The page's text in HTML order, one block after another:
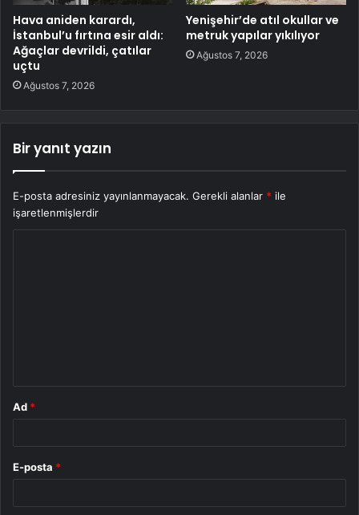
Hava aniden karardı,
İstanbul’u fırtına esir aldı:
Ağaçlar devrildi, çatılar
uçtu
Ağustos 7, 2026
Yenişehir’de atıl okullar ve
metruk yapılar yıkılıyor
Ağustos 7, 2026
Bir yanıt yazın
E-posta adresiniz yayınlanmayacak. Gerekli alanlar * ile
işaretlenmişlerdir
Ad *
E-posta *